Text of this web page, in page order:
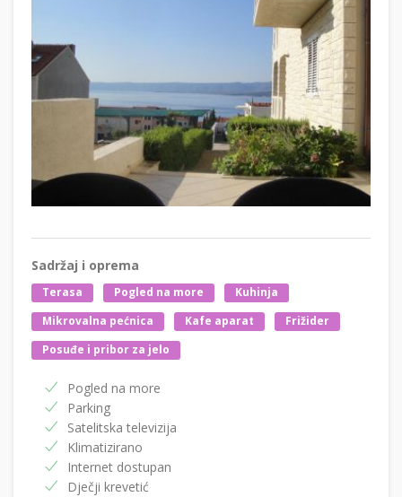
Sadržaj i oprema
Terasa Pogled na more
Kuhinja
Mikrovalna pećnica
Kafe aparat
Frižider
Posuđe i pribor za jelo
Pogled na more
Parking
Satelitska televizija
Klimatizirano
Internet dostupan
Dječji krevetić